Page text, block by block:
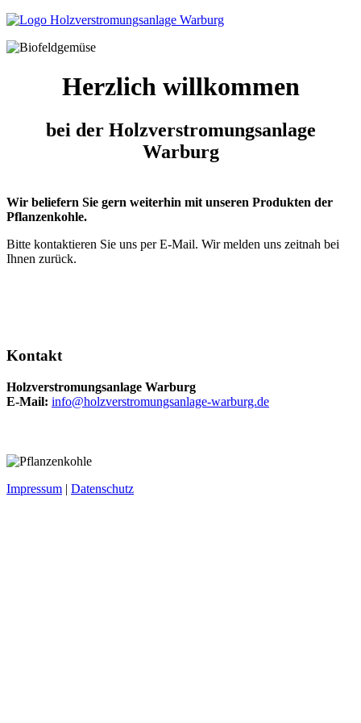
Herzlich willkommen
bei der Holzverstromungsanlage
Warburg
Wir beliefern Sie gern weiterhin mit unseren Produkten der
Pflanzenkohle.
Bitte kontaktieren Sie uns per E-Mail. Wir melden uns zeitnah bei
Ihnen zurück.
Kontakt
Holzverstromungsanlage Warburg
E-Mail: info@holzverstromungsanlage-warburg.de
Impressum | Datenschutz